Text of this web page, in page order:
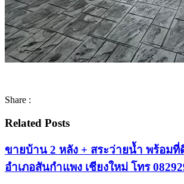
Share :
Related Posts
ขายบ้าน 2 หลัง + สระว่ายน้ำ พร้อมที่
อำเภอสันกำแพง เชียงใหม่ โทร